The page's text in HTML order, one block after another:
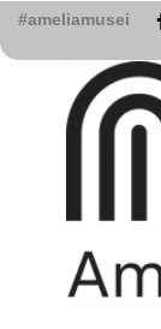
Vai
contenuto
#ameliamusei